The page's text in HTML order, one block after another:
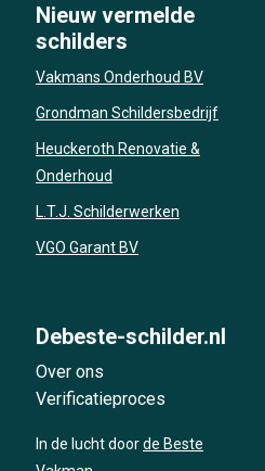
Nieuw vermelde
schilders
Vakmans Onderhoud BV
Grondman Schildersbedrijf
Heuckeroth Renovatie &
Onderhoud
L.T.J. Schilderwerken
VGO Garant BV
Debeste-schilder.nl
Over ons
Verificatieproces
In de lucht doorde Beste